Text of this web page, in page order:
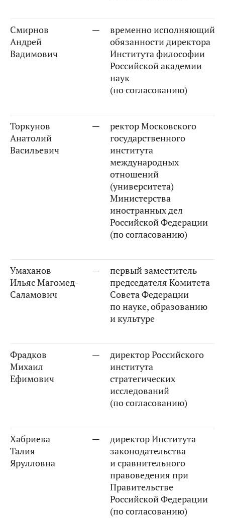
Смирнов
Андрей
Вадимович
—
временно исполняющий
обязанности директора
Института философии
Российской академии
наук
(по согласованию)
Торкунов
Анатолий
Васильевич
—
ректор Московского
государственного
института
международных
отношений
(университета)
Министерства
иностранных дел
Российской Федерации
(по согласованию)
Умаханов
Ильяс Магомед-
Саламович
—
первый заместитель
председателя Комитета
Совета Федерации
по науке, образованию
и культуре
Фрадков
Михаил
Ефимович
—
директор Российского
института
стратегических
исследований
(по согласованию)
Хабриева
Талия
Ярулловна
—
директор Института
законодательства
и сравнительного
правоведения при
Правительстве
Российской Федерации
(по согласованию)